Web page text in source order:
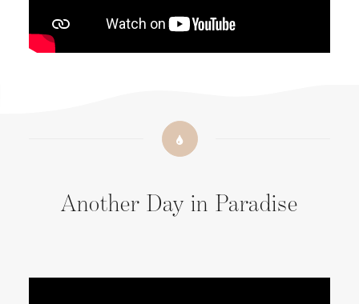
Another Day in Paradise